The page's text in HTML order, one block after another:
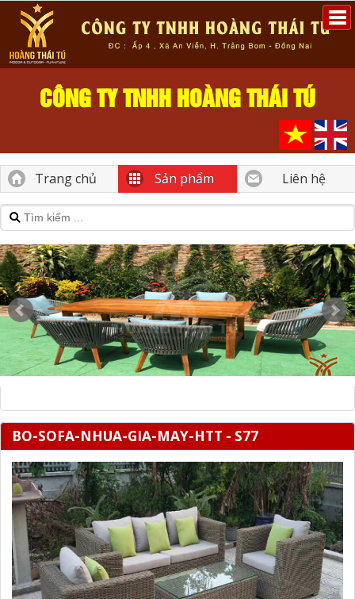
CÔNG TY TNHH HOÀNG THÁI TÚ
Trang chủ Sản phẩm Liên hệ
BO-SOFA-NHUA-GIA-MAY-HTT - S77